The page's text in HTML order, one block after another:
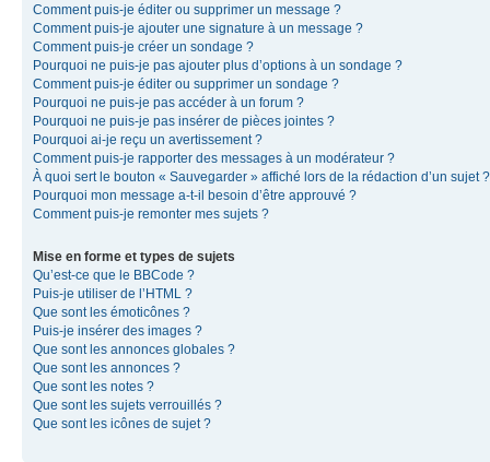
Comment puis-je éditer ou supprimer un message ?
Comment puis-je ajouter une signature à un message ?
Comment puis-je créer un sondage ?
Pourquoi ne puis-je pas ajouter plus d’options à un sondage ?
Comment puis-je éditer ou supprimer un sondage ?
Pourquoi ne puis-je pas accéder à un forum ?
Pourquoi ne puis-je pas insérer de pièces jointes ?
Pourquoi ai-je reçu un avertissement ?
Comment puis-je rapporter des messages à un modérateur ?
À quoi sert le bouton « Sauvegarder » affiché lors de la rédaction d’un sujet ?
Pourquoi mon message a-t-il besoin d’être approuvé ?
Comment puis-je remonter mes sujets ?
Mise en forme et types de sujets
Qu’est-ce que le BBCode ?
Puis-je utiliser de l’HTML ?
Que sont les émoticônes ?
Puis-je insérer des images ?
Que sont les annonces globales ?
Que sont les annonces ?
Que sont les notes ?
Que sont les sujets verrouillés ?
Que sont les icônes de sujet ?